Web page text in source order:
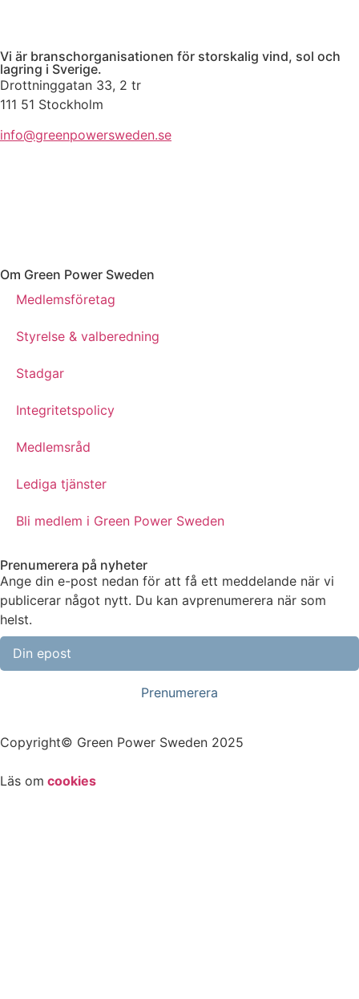
Vi är branschorganisationen för storskalig vind, sol och
lagring i Sverige.
Drottninggatan 33, 2 tr
111 51 Stockholm
info@greenpowersweden.se
Om Green Power Sweden
Medlemsföretag
Styrelse & valberedning
Stadgar
Integritetspolicy
Medlemsråd
Lediga tjänster
Bli medlem i Green Power Sweden
Prenumerera på nyheter
Ange din e-post nedan för att få ett meddelande när vi
publicerar något nytt. Du kan avprenumerera när som
helst.
Copyright© Green Power Sweden 2025
Läs om cookies